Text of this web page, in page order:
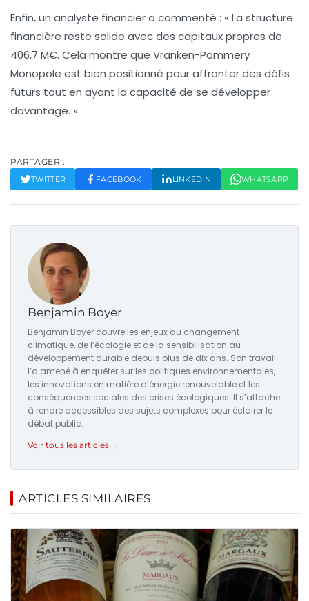
Enfin, un analyste financier a commenté : « La structure
financière reste solide avec des capitaux propres de
406,7 M€. Cela montre que Vranken-Pommery
Monopole est bien positionné pour affronter des défis
futurs tout en ayant la capacité de se développer
davantage. »
PARTAGER :
TWITTER FACEBOOK LINKEDIN WHATSAPP
Benjamin Boyer
Benjamin Boyer couvre les enjeux du changement
climatique, de l’écologie et de la sensibilisation au
développement durable depuis plus de dix ans. Son travail
l’a amené à enquêter sur les politiques environnementales,
les innovations en matière d’énergie renouvelable et les
conséquences sociales des crises écologiques. Il s’attache
à rendre accessibles des sujets complexes pour éclairer le
débat public.
Voir tous les articles →
ARTICLES SIMILAIRES